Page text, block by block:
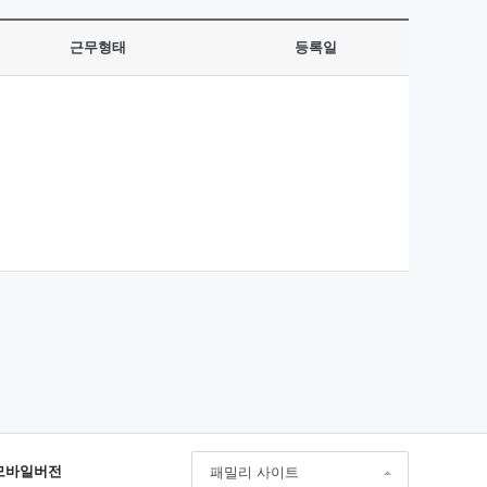
근무형태 등록일
바일버전 패밀리 사이트